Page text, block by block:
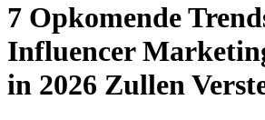
7 Opkomende
Influencer
in 2026 Zullen